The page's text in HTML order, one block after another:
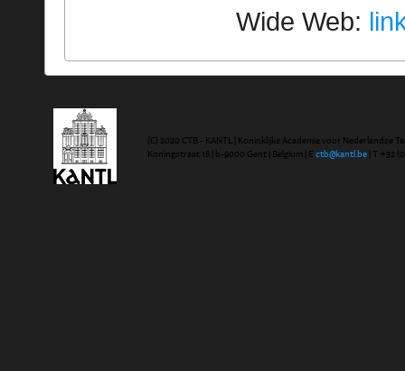
Wide Web:
(C) 2020 CTB - KANTL | Koninklijke Academie voor Nederlandse
Koningstraat 18 | b-9000 Gent | Belgium | E ctb@kantl.be | T +32